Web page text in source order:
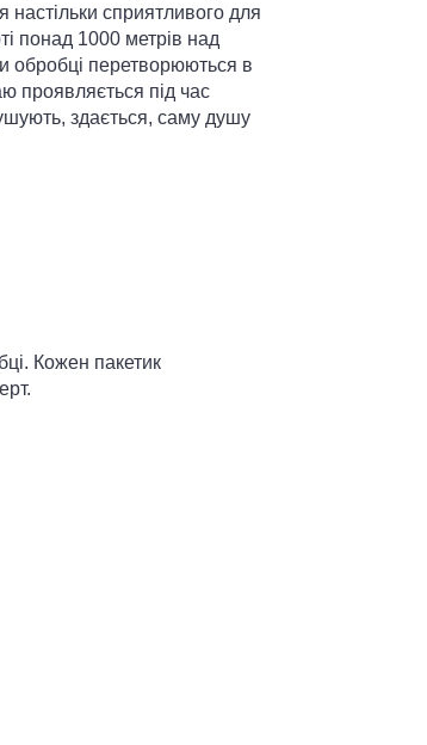
настільки сприятливого для
понад 1000 метрів над
обробці перетворюються в
проявляється під час
здається, саму душу
Кожен пакетик